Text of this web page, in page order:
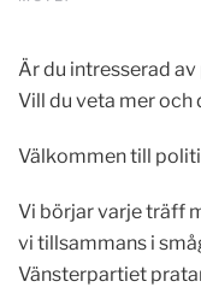
Är du intresserad
Vill du veta mer och
Välkommen till
Vi börjar varje träff
vi tillsammans i
Vänsterpartiet